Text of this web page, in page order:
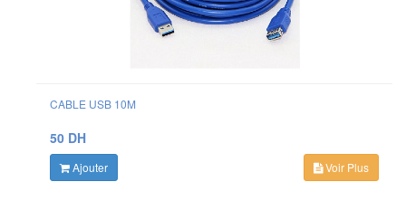
CABLE USB 10M
50 DH
Ajouter Voir Plus